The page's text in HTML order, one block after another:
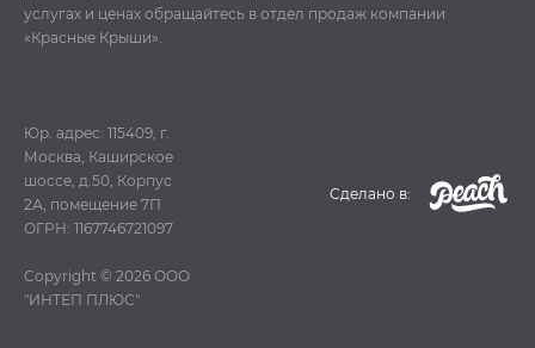
услугах и ценах обращайтесь в отдел продаж компании
«Красные Крыши».
Юр. адрес: 115409, г.
Москва, Каширское
шоссе, д.50, Корпус
2А, помещение 7П
ОГРН: 1167746721097
Copyright © 2026 ООО
"ИНТЕП ПЛЮС"
Cделано в: